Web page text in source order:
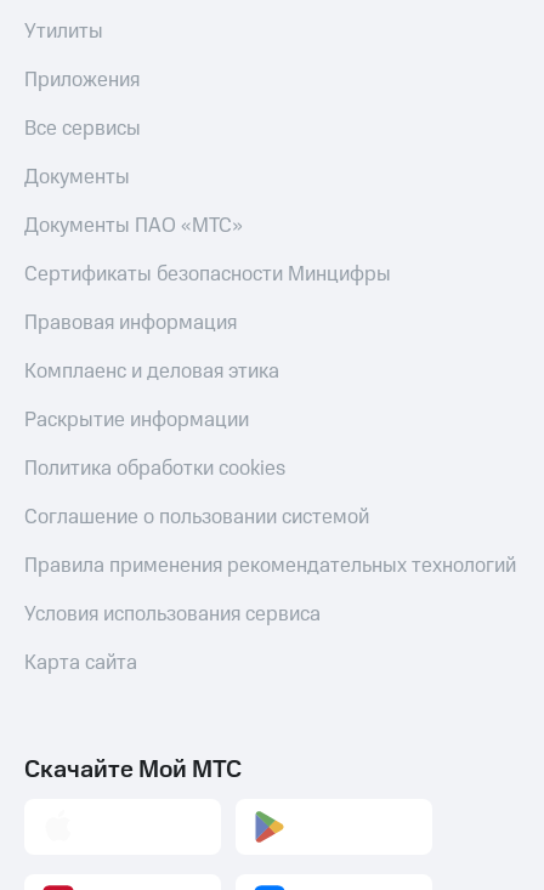
Утилиты
Приложения
Все сервисы
Документы
Документы ПАО «МТС»
Сертификаты безопасности Минцифры
Правовая информация
Комплаенс и деловая этика
Раскрытие информации
Политика обработки cookies
Соглашение о пользовании системой
Правила применения рекомендательных технологий
Условия использования сервиса
Карта сайта
Скачайте Мой МТС